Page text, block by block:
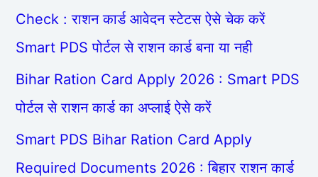
Check : राशन कार्ड आवेदन स्टेटस ऐसे चेक करें
Smart PDS पोर्टल से राशन कार्ड बना या नही
Bihar Ration Card Apply 2026 : Smart PDS
पोर्टल से राशन कार्ड का अप्लाई ऐसे करें
Smart PDS Bihar Ration Card Apply
Required Documents 2026 : बिहार राशन कार्ड